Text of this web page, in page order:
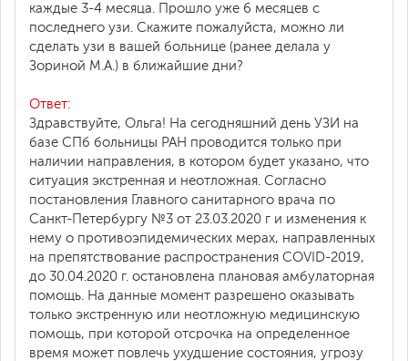
каждые 3-4 месяца. Прошло уже 6 месяцев с
последнего узи. Скажите пожалуйста, можно ли
сделать узи в вашей больнице (ранее делала у
Зориной М.А.) в ближайшие дни?
Ответ:
Здравствуйте, Ольга! На сегодняшний день УЗИ на
базе СПб больницы РАН проводится только при
наличии направления, в котором будет указано, что
ситуация экстренная и неотложная. Согласно
постановления Главного санитарного врача по
Санкт-Петербургу №3 от 23.03.2020 г и изменения к
нему о противоэпидемических мерах, направленных
на препятствование распространения COVID-2019,
до 30.04.2020 г. остановлена плановая амбулаторная
помощь. На данные момент разрешено оказывать
только экстренную или неотложную медицинскую
помощь, при которой отсрочка на определенное
время может повлечь ухудшение состояния, угрозу